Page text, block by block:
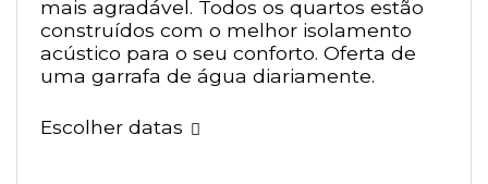
mais agradável. Todos os quartos estão
construídos com o melhor isolamento
acústico para o seu conforto. Oferta de
uma garrafa de água diariamente.
Escolher datas